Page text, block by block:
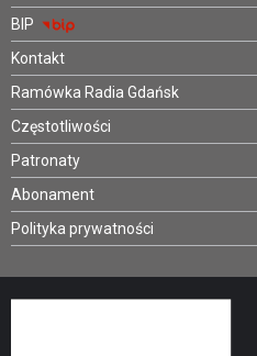
BIP
Kontakt
Ramówka Radia Gdańsk
Częstotliwości
Patronaty
Abonament
Polityka prywatności